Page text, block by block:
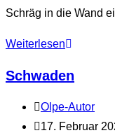
Schräg in die Wand
WeiterlesenSchragen
Schwaden
Beitrags-
Autor:
Olpe-Autor
Beitrag
17. Februar